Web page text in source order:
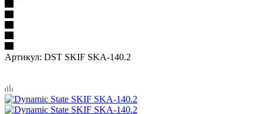
Артикул: DST SKIF SKA-140.2